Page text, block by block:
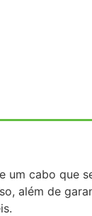
cabo que
além de